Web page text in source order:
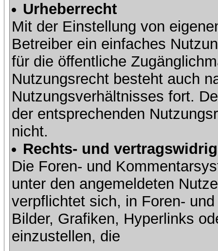
Urheberrecht
Mit der Einstellung von
Betreiber ein einfaches
für die öffentliche
Nutzungsrecht besteht auch
Nutzungsverhältnisses fort.
der entsprechenden
nicht.
Rechts- und
Die Foren- und
unter den angemeldeten
verpflichtet sich, in Foren-
Bilder, Grafiken, Hyperlinks
einzustellen, die